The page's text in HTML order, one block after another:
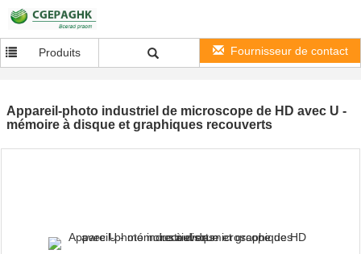
Produits Fournisseur de contact
Appareil-photo industriel de microscope de HD avec U -
mémoire à disque et graphiques recouverts